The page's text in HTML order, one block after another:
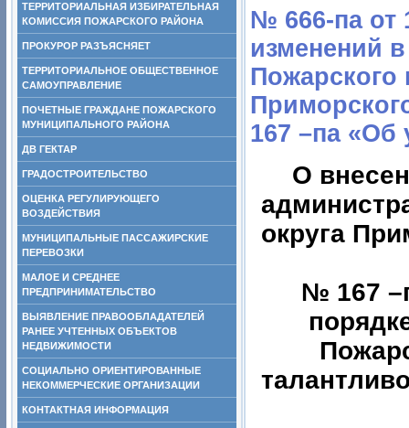
ТЕРРИТОРИАЛЬНАЯ ИЗБИРАТЕЛЬНАЯ
КОМИССИЯ ПОЖАРСКОГО РАЙОНА
ПРОКУРОР РАЗЪЯСНЯЕТ
ТЕРРИТОРИАЛЬНОЕ ОБЩЕСТВЕННОЕ
САМОУПРАВЛЕНИЕ
ПОЧЕТНЫЕ ГРАЖДАНЕ ПОЖАРСКОГО
МУНИЦИПАЛЬНОГО РАЙОНА
ДВ ГЕКТАР
ГРАДОСТРОИТЕЛЬСТВО
ОЦЕНКА РЕГУЛИРУЮЩЕГО
ВОЗДЕЙСТВИЯ
МУНИЦИПАЛЬНЫЕ ПАССАЖИРСКИЕ
ПЕРЕВОЗКИ
МАЛОЕ И СРЕДНЕЕ
ПРЕДПРИНИМАТЕЛЬСТВО
ВЫЯВЛЕНИЕ ПРАВООБЛАДАТЕЛЕЙ
РАНЕЕ УЧТЕННЫХ ОБЪЕКТОВ
НЕДВИЖИМОСТИ
СОЦИАЛЬНО ОРИЕНТИРОВАННЫЕ
НЕКОММЕРЧЕСКИЕ ОРГАНИЗАЦИИ
КОНТАКТНАЯ ИНФОРМАЦИЯ
№ 666-па от
изменений
Пожарского
167 –па «Об
О
округа
№ 167